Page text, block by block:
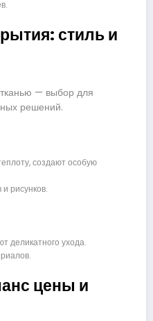
стиль и
— выбор для
решений.
создают особую
рисунков.
деликатного ухода.
цены и